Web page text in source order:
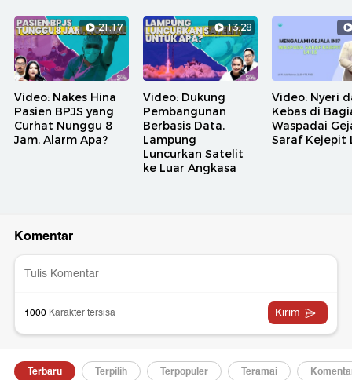
21:17
Video: Nakes Hina
Pasien BPJS yang
Curhat Nunggu 8
Jam, Alarm Apa?
13:28
Video: Dukung
Pembangunan
Berbasis Data,
Lampung
Luncurkan Satelit
ke Luar Angkasa
Video: Nyeri
Kebas di
Waspadai
Saraf Kejepit